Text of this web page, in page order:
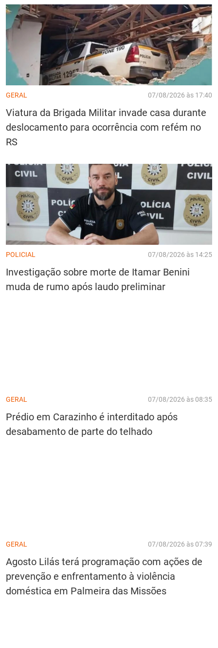
GERAL 07/08/2026 às 17:40
Viatura da Brigada Militar invade casa durante
deslocamento para ocorrência com refém no
RS
POLICIAL 07/08/2026 às 14:25
Investigação sobre morte de Itamar Benini
muda de rumo após laudo preliminar
GERAL 07/08/2026 às 08:35
Prédio em Carazinho é interditado após
desabamento de parte do telhado
GERAL 07/08/2026 às 07:39
Agosto Lilás terá programação com ações de
prevenção e enfrentamento à violência
doméstica em Palmeira das Missões